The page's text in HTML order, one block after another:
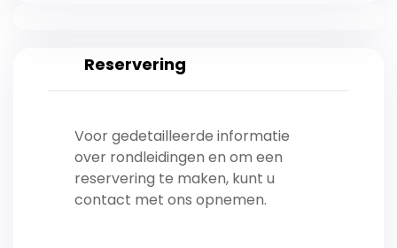
Reservering
Voor gedetailleerde informatie
over rondleidingen en om een ​​
reservering te maken, kunt u
contact met ons opnemen.